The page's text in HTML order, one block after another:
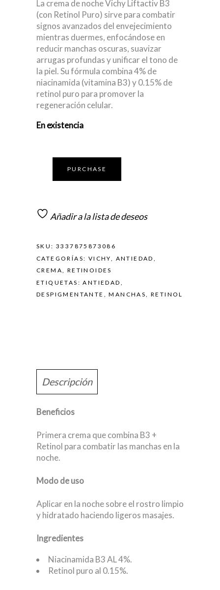
La crema de noche Vichy Liftactiv B3
(con Retinol Puro) sirve para combatir
signos avanzados del envejecimiento
mientras duermes, enfocándose en
reducir manchas oscuras, suavizar
arrugas profundas y unificar el tono de
la piel. Su fórmula combina 4% de
niacinamida (vitamina B3) y 0.15% de
retinol puro para promover la
regeneración celular.
En existencia
PURCHASE
Añadir a la lista de deseos
SKU: 3337875873086
CATEGORÍAS: VICHY, ANTIEDAD ,
CREMA, RETINOIDES
ETIQUETAS:ANTIEDAD ,
DESPIGMENTANTE ,MANCHAS,RETINOL
Descripción
Beneficios
Primera crema que combina B3 +
Retinol para combatir las manchas en la
noche.
Modo de uso
Aplicar en la noche sobre el rostro limpio
y hidratado haciendo ligeros masajes.
Ingredientes
Niacinamida B3 AL 4%.
Retinol puro al 0.15%.